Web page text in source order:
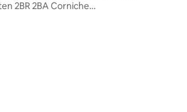
2BR 2BA Corniche